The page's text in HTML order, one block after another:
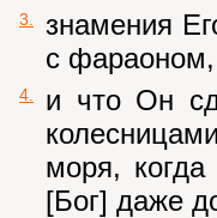
3.
знамения
с
4.
и что Он
моря,
[Бог] даже